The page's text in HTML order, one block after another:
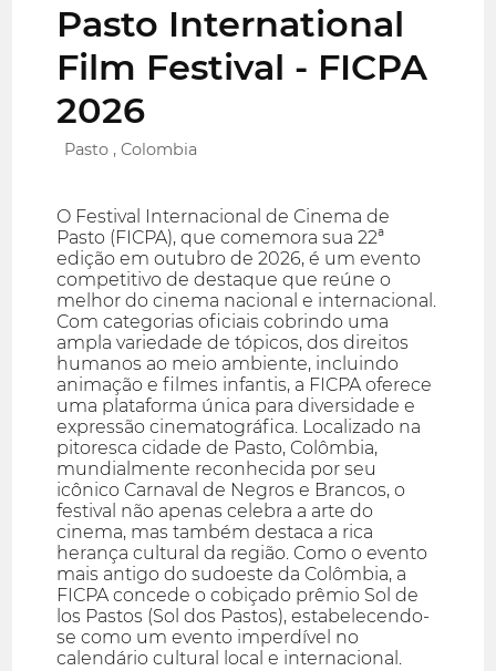
Pasto International
Film Festival - FICPA
2026
Pasto , Colombia
O Festival Internacional de Cinema de
Pasto (FICPA), que comemora sua 22ª
edição em outubro de 2026, é um evento
competitivo de destaque que reúne o
melhor do cinema nacional e internacional.
Com categorias oficiais cobrindo uma
ampla variedade de tópicos, dos direitos
humanos ao meio ambiente, incluindo
animação e filmes infantis, a FICPA oferece
uma plataforma única para diversidade e
expressão cinematográfica. Localizado na
pitoresca cidade de Pasto, Colômbia,
mundialmente reconhecida por seu
icônico Carnaval de Negros e Brancos, o
festival não apenas celebra a arte do
cinema, mas também destaca a rica
herança cultural da região. Como o evento
mais antigo do sudoeste da Colômbia, a
FICPA concede o cobiçado prêmio Sol de
los Pastos (Sol dos Pastos), estabelecendo-
se como um evento imperdível no
calendário cultural local e internacional.